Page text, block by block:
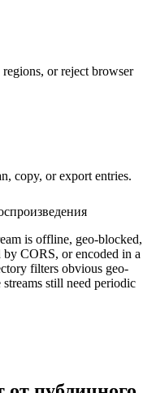
or reject browser
copy, or export entries.
is offline, geo-blocked,
CORS, or encoded in a
filters obvious geo-
still need periodic